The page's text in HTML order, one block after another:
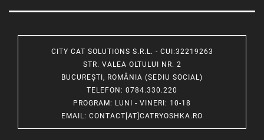
CITY CAT SOLUTIONS S.R.L. - CUI:32219263
STR. VALEA OLTULUI NR. 2
BUCUREȘTI, ROMÂNIA (SEDIU SOCIAL)
TELEFON : 0784.330.220
PROGRAM: LUNI - VINERI: 10-18
EMAIL: CONTACT[AT]CATRYOSHKA.RO